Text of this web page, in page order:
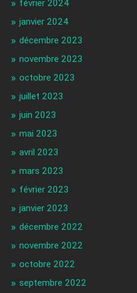
février 2024
janvier 2024
décembre 2023
novembre 2023
octobre 2023
juillet 2023
juin 2023
mai 2023
avril 2023
mars 2023
février 2023
janvier 2023
décembre 2022
novembre 2022
octobre 2022
septembre 2022